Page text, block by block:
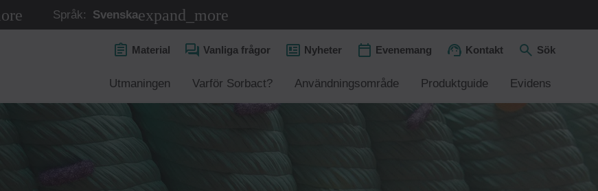
Språk: Svenska
Material Vanliga frågor Nyheter Evenemang Kontakt Sök
Utmaningen Varför Sorbact? Användningsområde Produktguide Evidens